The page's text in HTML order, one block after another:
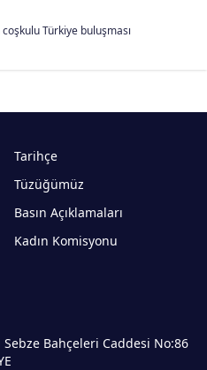
Türkiye buluşması
Tarihçe
Tüzüğümüz
Basın Açıklamaları
Kadın Komisyonu
Bahçeleri Caddesi No:86